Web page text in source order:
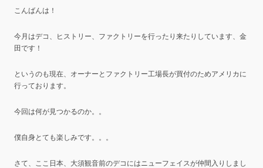
こんばんは！
今月はデコ、ヒストリー、ファクトリーを行ったり来たりしています、金
田です！
というのも現在、オーナーとファクトリー工場長が買付のためアメリカに
行っております。
今回は何が見つかるのか。。
僕自身とても楽しみです。。。
さて、ここ日本、大須観音前のデコにはニューフェイスが仲間入りしまし